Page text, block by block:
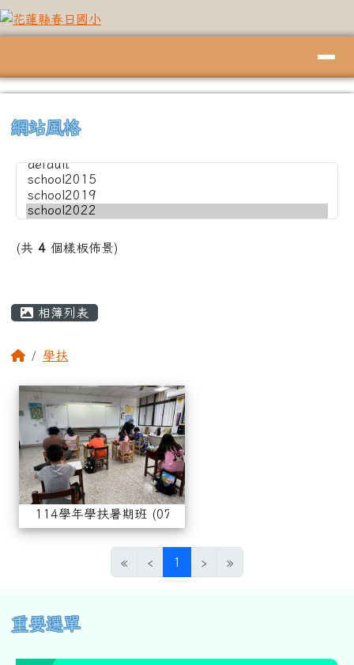
跳至主內容區
花蓮縣春日國小
網站風格
(共 4 個樣板佈景)
相簿列表
回首頁
學扶
相簿列表 114學年學扶暑期班 (0701-
114學年學扶暑期班 (0701-0711)
« ‹ 1 (目前頁次)
› »
左邊區域內容
重要選單